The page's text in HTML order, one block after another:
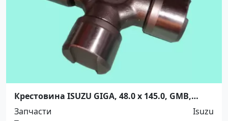
Крестовина ISUZU GIGA, 48.0 x 145.0, GMB,
TOYO (Japan) Краснодар
Запчасти
Isuzu